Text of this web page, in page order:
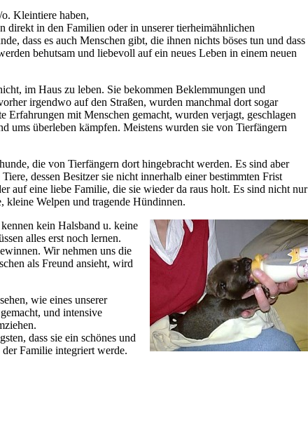
Kleintiere haben,
direkt in den Familien oder in unserer tierheimähnlichen
dass es auch Menschen gibt, die ihnen nichts böses tun und dass
behutsam und liebevoll auf ein neues Leben in einem neuen
im Haus zu leben. Sie bekommen Beklemmungen und
irgendwo auf den Straßen, wurden manchmal dort sogar
Erfahrungen mit Menschen gemacht, wurden verjagt, geschlagen
ums überleben kämpfen. Meistens wurden sie von Tierfängern
die von Tierfängern dort hingebracht werden. Es sind aber
dessen Besitzer sie nicht innerhalb einer bestimmten Frist
auf eine liebe Familie, die sie wieder da raus holt. Es sind nicht nur
kleine Welpen und tragende Hündinnen.
kein Halsband u. keine
alles erst noch lernen.
Wir nehmen uns die
als Freund ansieht, wird
wie eines unserer
und intensive
dass sie ein schönes und
Familie integriert werde.